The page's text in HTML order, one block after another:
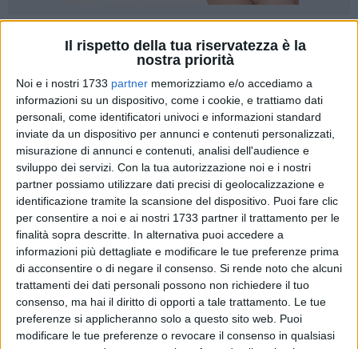
Il rispetto della tua riservatezza è la
nostra priorità
Noi e i nostri 1733 partner memorizziamo e/o accediamo a
informazioni su un dispositivo, come i cookie, e trattiamo dati
personali, come identificatori univoci e informazioni standard
inviate da un dispositivo per annunci e contenuti personalizzati,
misurazione di annunci e contenuti, analisi dell'audience e
sviluppo dei servizi. Con la tua autorizzazione noi e i nostri
partner possiamo utilizzare dati precisi di geolocalizzazione e
identificazione tramite la scansione del dispositivo. Puoi fare clic
per consentire a noi e ai nostri 1733 partner il trattamento per le
finalità sopra descritte. In alternativa puoi accedere a
informazioni più dettagliate e modificare le tue preferenze prima
di acconsentire o di negare il consenso. Si rende noto che alcuni
trattamenti dei dati personali possono non richiedere il tuo
consenso, ma hai il diritto di opporti a tale trattamento. Le tue
preferenze si applicheranno solo a questo sito web. Puoi
modificare le tue preferenze o revocare il consenso in qualsiasi
Mercoledì6 maggio, alle ore 19.30, inPiazza Vittorio
Emanuele , la coalizione CAP 70033 che sostiene la
ricandidatura del sindaco Corrado De Benedittis si presenta
alla città.
Un momento di incontro vero: uno spazio in cui guardarsi
negli occhi, ritrovarsi e riconoscersi in un percorso costruito
insieme in questi anni.
Interverranno i rappresentanti delle nove liste della
coalizione CAP 70033 — Partito Democratico, Intesa
Riformista, Corrado Sindaco, Demos, Rimettiamo in moto la
città, Articolo 49, Prossima, Alleanza Verdi e Sinistra e